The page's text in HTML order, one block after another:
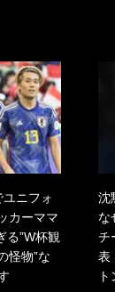
ユニフォ
カーママ
る”W杯観
怪物”な
沈
な
チ
表
ト